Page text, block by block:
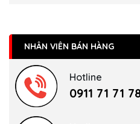
NHÂN VIÊN BÁN HÀNG
Hotline
0911 71 71